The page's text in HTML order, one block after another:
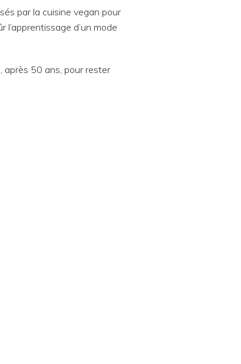
par la cuisine vegan pour
d’un mode
après 50 ans, pour rester